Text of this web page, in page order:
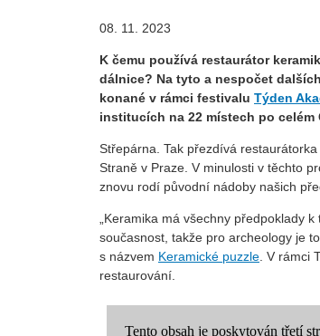
08. 11. 2023
K čemu používá restaurátor
dálnice? Na tyto a nespočet
konané v rámci festivalu Týden
institucích na 22 místech po celém
Střepárna. Tak přezdívá
Straně v Praze. V minulosti v těchto
znovu rodí původní nádoby našich
„Keramika má všechny předpoklady
současnost, takže pro archeology je
s názvem Keramické puzzle. V rámci
restaurování.